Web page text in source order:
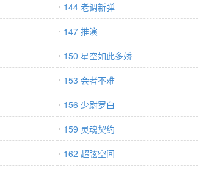
144 老调新弹
147 推演
150 星空如此多娇
153 会者不难
156 少尉罗白
159 灵魂契约
162 超弦空间